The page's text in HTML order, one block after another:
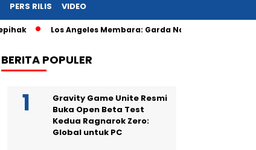
PERS RILIS VIDEO
Los Angeles Membara: Garda Nasional Kepung
BERITA POPULER
Gravity Game Unite Resmi
Buka Open Beta Test
Kedua Ragnarok Zero:
Global untuk PC